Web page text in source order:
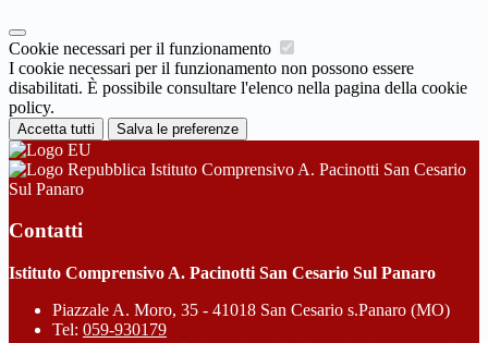
Cookie necessari per il funzionamento
I cookie necessari per il funzionamento non possono essere
disabilitati. È possibile consultare l'elenco nella pagina della cookie
policy.
Accetta tutti Salva le preferenze
Istituto Comprensivo A. Pacinotti San Cesario
Sul Panaro
Contatti
Istituto Comprensivo A. Pacinotti San Cesario Sul Panaro
Piazzale A. Moro, 35 - 41018 San Cesario s.Panaro (MO)
Tel: 059-930179